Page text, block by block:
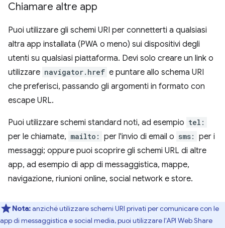
Chiamare altre app
Puoi utilizzare gli schemi URI per connetterti a qualsiasi
altra app installata (PWA o meno) sui dispositivi degli
utenti su qualsiasi piattaforma. Devi solo creare un link o
utilizzare navigator.href e puntare allo schema URI
che preferisci, passando gli argomenti in formato con
escape URL.
Puoi utilizzare schemi standard noti, ad esempio tel:
per le chiamate, mailto: per l'invio di email o sms: per i
messaggi; oppure puoi scoprire gli schemi URL di altre
app, ad esempio di app di messaggistica, mappe,
navigazione, riunioni online, social network e store.
Nota:anziché utilizzare schemi URI privati per comunicare con le
app di messaggistica e social media, puoi utilizzare l'API Web Share